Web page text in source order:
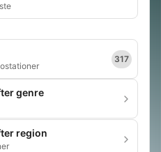
317
genre
region